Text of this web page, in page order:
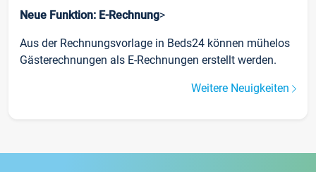
Neue Funktion: E-Rechnung>
Aus der Rechnungsvorlage in Beds24 können mühelos
Gästerechnungen als E-Rechnungen erstellt werden.
Weitere Neuigkeiten